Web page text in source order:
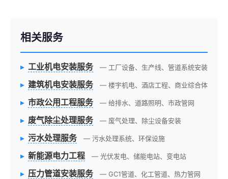
相关服务
▸ 工业机电安装服务 — 工厂设备、生产线、管道系统安装
▸ 建筑机电安装服务 — 楼宇机电、酒店工程、商业综合体
▸ 市政公用工程服务 — 给排水、道路照明、市政管网
▸ 废气除尘处理服务 — 废气处理、除尘设备安装
▸ 污水处理服务 — 污水处理系统、环保设施
▸ 新能源电力工程 — 光伏发电、储能电站、变电站
▸ 压力管道安装服务 — GC1管道、化工管道、热力管网